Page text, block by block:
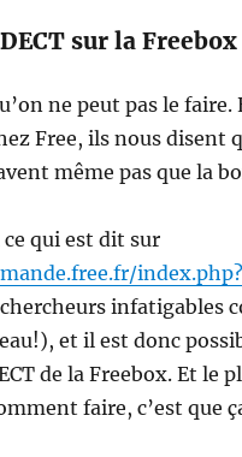
sur la
ne peut pas le
Free, ils nous disent
même pas que la
qui est dit sur
infatigables
et il est donc
de la Freebox. Et le
faire, c’est que